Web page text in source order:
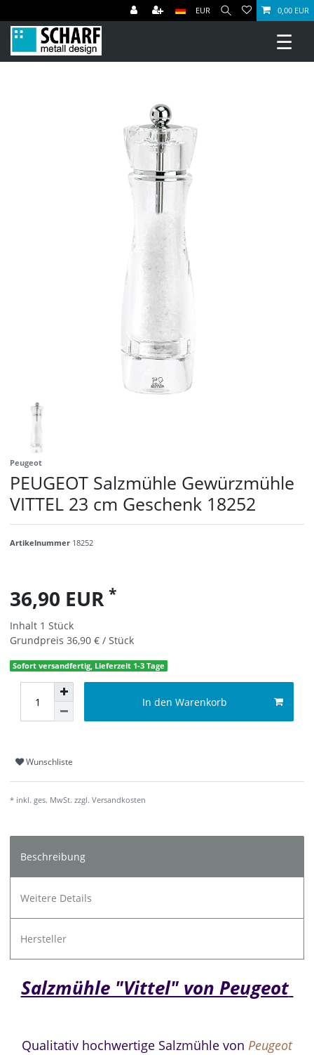
EUR 0,00 EUR
☰
Peugeot
PEUGEOT Salzmühle Gewürzmühle
VITTEL 23 cm Geschenk 18252
Artikelnummer 18252
36,90 EUR *
Inhalt 1 Stück
Grundpreis 36,90 € / Stück
Sofort versandfertig, Lieferzeit 1-3 Tage
In den Warenkorb
Wunschliste
* inkl. ges. MwSt. zzgl. Versandkosten
Beschreibung
Weitere Details
Hersteller
Salzmühle "Vittel" von Peugeot
Qualitativ hochwertige Salzmühle von Peugeot